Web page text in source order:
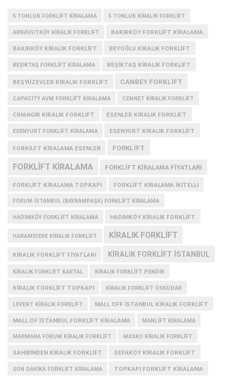
5 TONLUK FORKLIFT KIRALAMA 5 TONLUK KIRALIK FORKLIFT
ARNAVUTKÖY KIRALIK FORKLIFT BAKIRKÖY FORKLIFT KIRALAMA
BAKIRKÖY KIRALIK FORKLIFT BEYOĞLU KIRALIK FORKLIFT
BEŞIKTAŞ FORKLIFT KIRALAMA BEŞIKTAŞ KIRALIK FORKLIFT
BEŞYÜZEVLER KIRALIK FORKLIFT CANBEY FORKLIFT
CAPACITY AVM FORKLIFT KIRALAMA CENNET KIRALIK FORKLIFT
CIHANGIR KIRALIK FORKLIFT ESENLER KIRALIK FORKLIFT
ESENYURT FORKLIFT KIRALAMA ESENYURT KIRALIK FORKLIFT
FORKILFT KIRALAMA ESENLER FORKLIFT
FORKLIFT KIRALAMA FORKLIFT KIRALAMA FIYATLARI
FORKLIFT KIRALAMA TOPKAPI FORKLIFT KIRALAMA İKITELLI
FORUM İSTANBUL (BAYRAMPAŞA) FORKLIFT KIRALAMA
HADIMKÖY FORKLIFT KIRALAMA HADIMKÖY KIRALIK FORKLIFT
HARAMIDERE KIRALIK FORKLIFT KIRALIK FORKLIFT
KIRALIK FORKLIFT FIYATLARI KIRALIK FORKLIFT ISTANBUL
KIRALIK FORKLIFT KARTAL KIRALIK FORKLIFT PENDIK
KIRALIK FORKLIFT TOPKAPI KIRALIK FORKLIFT ÜSKÜDAR
LEVENT KIRALIK FORKLIFT MALL OFF İSTANBUL KIRALIK FORKLIFT
MALL OF İSTANBUL FORKLIFT KIRALAMA MANLIFT KIRALAMA
MARMARA FORUM KIRALIK FORKLIFT MASKO KIRALIK FORKLIFT
SAHIBINDEN KIRALIK FORKLIFT SEFAKÖY KIRALIK FORKLIFT
SON DAKIKA FORKLIFT KIRALAMA TOPKAPI FORKLIFT KIRALAMA